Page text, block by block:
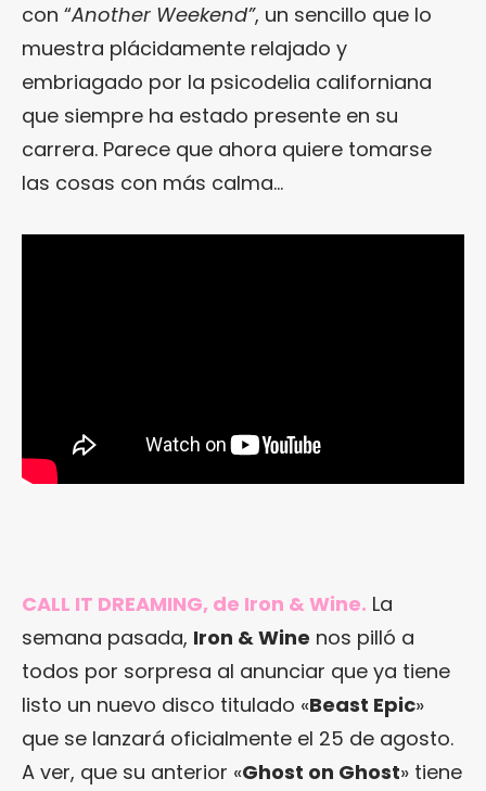
con “Another Weekend”, un sencillo que lo
muestra plácidamente relajado y
embriagado por la psicodelia californiana
que siempre ha estado presente en su
carrera. Parece que ahora quiere tomarse
las cosas con más calma…
CALL IT DREAMING, de Iron & Wine. La
semana pasada, Iron & Wine nos pilló a
todos por sorpresa al anunciar que ya tiene
listo un nuevo disco titulado «Beast Epic»
que se lanzará oficialmente el 25 de agosto.
A ver, que su anterior «Ghost on Ghost» tiene